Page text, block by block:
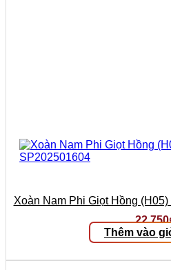
Xoàn Nam Phi Giọt Hồng
22.750
Thêm vào